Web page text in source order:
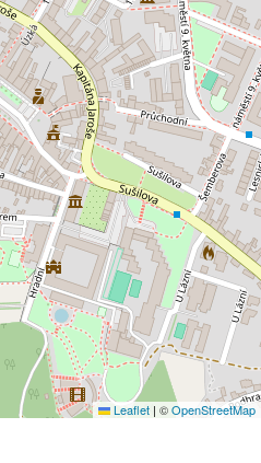
Leaflet | ©OpenStreetMap